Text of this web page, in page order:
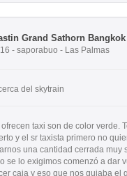
Grand Sathorn Bangkok
- saporabuo - Las Palmas
del skytrain
taxi son de color verde.
y el sr taxista primero no
una cantidad cerrada muy
se lo exigimos comenzó a dar
caja y eso que nos guiaba el